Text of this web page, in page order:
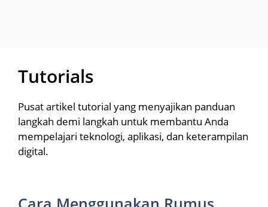
Tutorials
Pusat artikel tutorial yang menyajikan panduan
langkah demi langkah untuk membantu Anda
mempelajari teknologi, aplikasi, dan keterampilan
digital.